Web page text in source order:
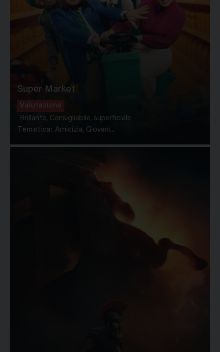
Super Market
Valutazione
Brillante, Consigliabile, superficiale
Tematica: Amicizia, Giovani...